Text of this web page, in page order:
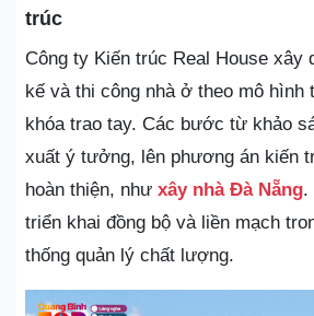
trúc
Công ty Kiến trúc Real House xây
kế và thi công nhà ở theo mô hình
khóa trao tay. Các bước từ khảo
xuất ý tưởng, lên phương án kiến
hoàn thiện, như xây nhà Đà Nẵng.
triển khai đồng bộ và liền mạch
thống quản lý chất lượng.